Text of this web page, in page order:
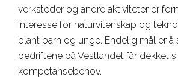
verksteder og andre aktiviteter er
interesse for naturvitenskap og
blant barn og unge. Endelig mål er å
bedriftene på Vestlandet får dekket
kompetansebehov.